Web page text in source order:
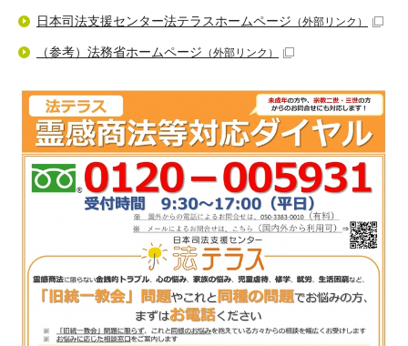
日本司法支援センター法テラスホームページ （外部リンク）
（参考）法務省ホームページ （外部リンク）